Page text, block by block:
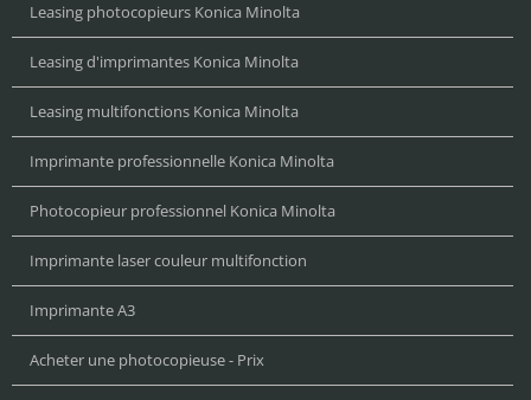
Leasing photocopieurs Konica Minolta
Leasing d'imprimantes Konica Minolta
Leasing multifonctions Konica Minolta
Imprimante professionnelle Konica Minolta
Photocopieur professionnel Konica Minolta
Imprimante laser couleur multifonction
Imprimante A3
Acheter une photocopieuse - Prix